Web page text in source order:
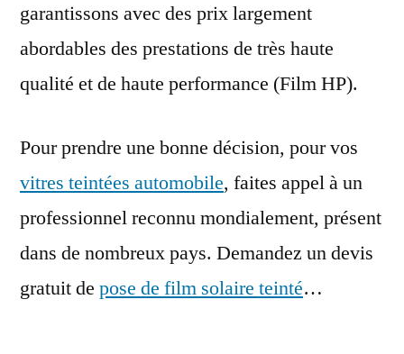
garantissons avec des prix largement
abordables des prestations de très haute
qualité et de haute performance (Film HP).
Pour prendre une bonne décision, pour vos
vitres teintées automobile, faites appel à un
professionnel reconnu mondialement, présent
dans de nombreux pays. Demandez un devis
gratuit de pose de film solaire teinté…